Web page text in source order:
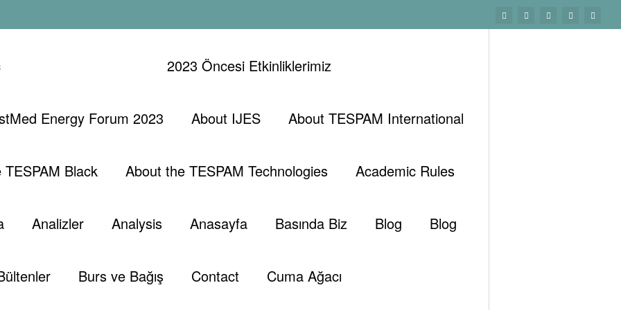
2023 Öncesi Etkinliklerimiz
Energy Forum 2023 About IJES About TESPAM International
Black About the TESPAM Technologies Academic Rules
Analizler Analysis Anasayfa Basında Biz Blog Blog
Burs ve Bağış Contact Cuma Ağacı
Hakkında” st_title_tag=”” st_subtitle_tag=””
st_width=”st_fullwidth”
top: 50px !important;}”]